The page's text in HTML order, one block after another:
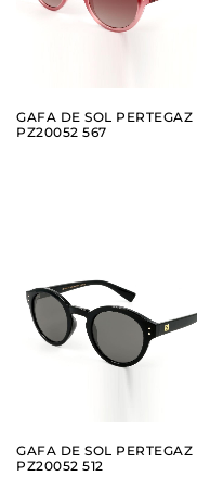
GAFA DE SOL PERTEGAZ
PZ20052 567
VER AÑADIR
GAFA DE SOL PERTEGAZ
PZ20052 512